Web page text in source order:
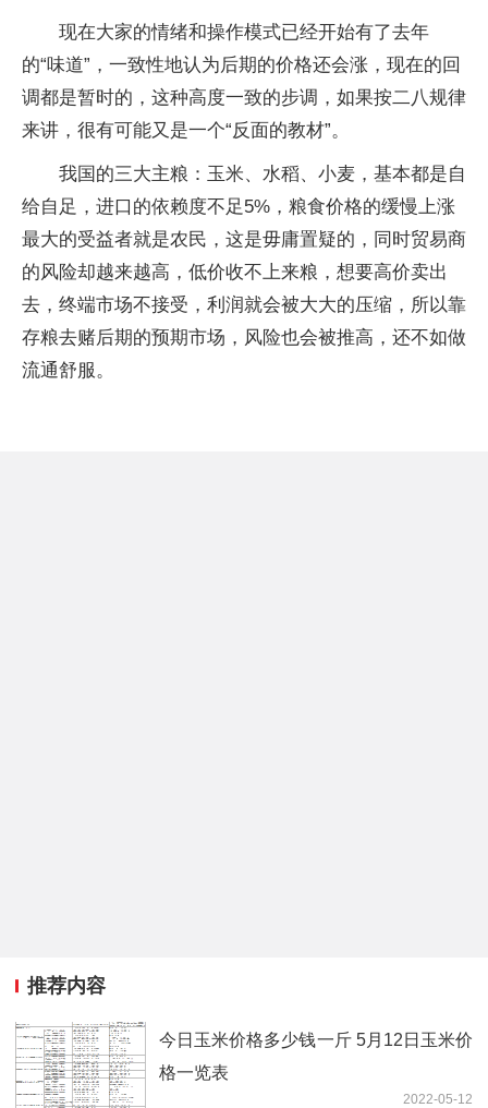
现在大家的情绪和操作模式已经开始有了去年
的“味道”，一致性地认为后期的价格还会涨，现在的回
调都是暂时的，这种高度一致的步调，如果按二八规律
来讲，很有可能又是一个“反面的教材”。
我国的三大主粮：玉米、水稻、小麦，基本都是自
给自足，进口的依赖度不足5%，粮食价格的缓慢上涨
最大的受益者就是农民，这是毋庸置疑的，同时贸易商
的风险却越来越高，低价收不上来粮，想要高价卖出
去，终端市场不接受，利润就会被大大的压缩，所以靠
存粮去赌后期的预期市场，风险也会被推高，还不如做
流通舒服。
推荐内容
今日玉米价格多少钱一斤 5月12日玉米价
格一览表
2022-05-12